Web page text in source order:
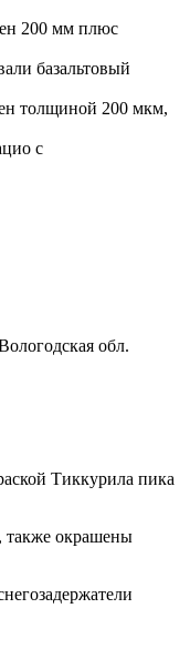
200 мм плюс
базальтовый
толщиной 200 мкм,
с
обл.
Тиккурила пика
также окрашены